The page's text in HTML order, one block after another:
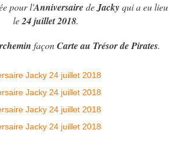
pour l'AnniversairedeJackyqui a eu lieu
le24 juillet 2018.
façonCarte au Trésor de Pirates.